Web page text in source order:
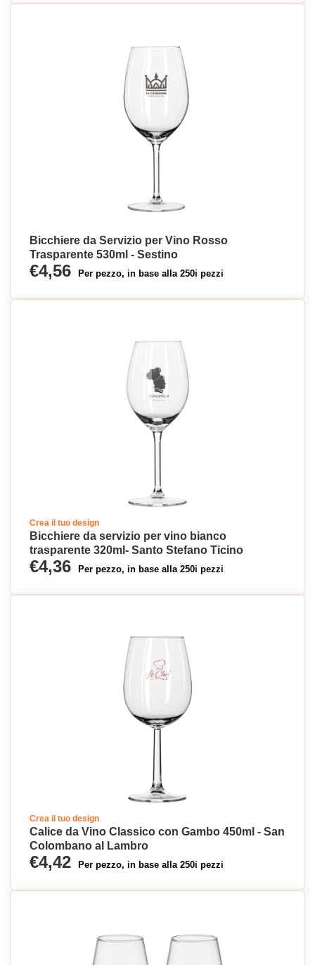
Bicchiere da Servizio per Vino Rosso
Trasparente 530ml - Sestino
€4,56 Per pezzo, in base alla 250i pezzi
Crea il tuo design
Bicchiere da servizio per vino bianco
trasparente 320ml- Santo Stefano Ticino
€4,36 Per pezzo, in base alla 250i pezzi
Crea il tuo design
Calice da Vino Classico con Gambo 450ml - San
Colombano al Lambro
€4,42 Per pezzo, in base alla 250i pezzi